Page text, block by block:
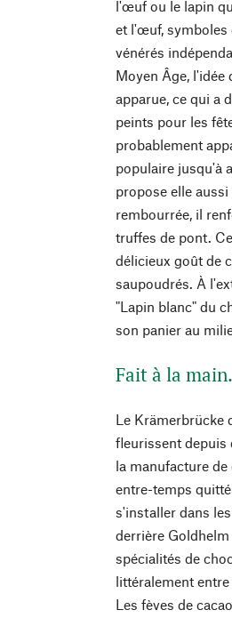
l'œuf ou le lapin
et l'œuf, symboles
vénérés
Moyen Âge, l'idée
apparue, ce qui a
peints pour les
probablement
populaire jusqu'à
propose elle
rembourrée, il
truffes de pont.
délicieux goût de
saupoudrés. À
"Lapin blanc" du
son panier au
Fait à la
Le Krämerbrücke
fleurissent depuis
la manufacture
entre-temps
s'installer dans
derrière
spécialités de
littéralement
Les fèves de